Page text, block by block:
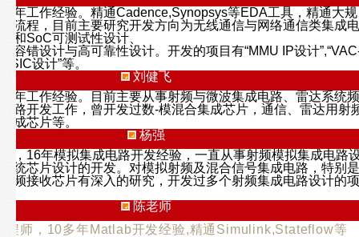
年工作经验。精通Cadence,Synopsys等EDA工具，精通大规
流程，目前主要研究开发方向为无线通信与网络通信类集成电
和SoC可测试性设计、
容错设计与高可靠性设计。开发的项目有“MMU IP设计
设计”等。
刘健飞
年工作经验。目前主要从事射频与微波集成电路、雷达系统频
路开发工作，曾开发过数-模混合集成芯片，通信、雷达用射
成芯片等。
杨强
，16年模拟集成电路开发经验，一直从事射频模拟集成电路
统芯片设计的开发。对模拟射频及混合信号集成电路，特别是
频接收芯片有深入的研究，开发过多个射频集成电路设计的项
陈老师
程师，10多年Matlab开发经验,精通Simulink,Stateflow等